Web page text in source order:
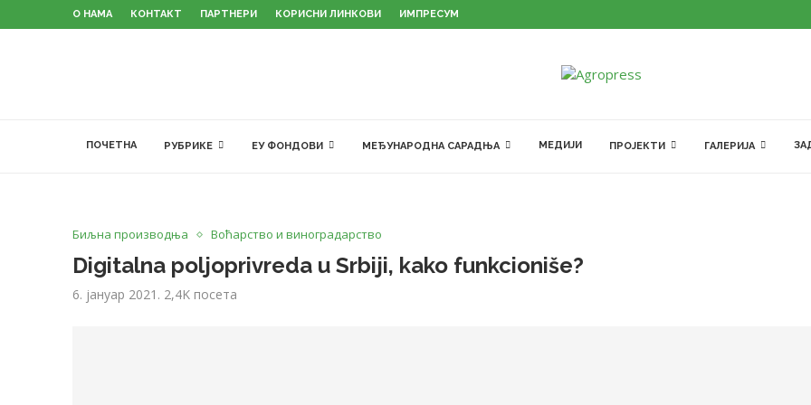
О НАМА КОНТАКТ ПАРТНЕРИ КОРИСНИ ЛИНКОВИ ИМПРЕСУМ
ПОЧЕТНА РУБРИКЕ ЕУ ФОНДОВИ МЕЂУНАРОДНА САРАДЊА МЕДИЈИ ПРОЈЕКТИ ГАЛЕРИЈА
Биљна производња Воћарство и виноградарство
Digitalna poljoprivreda u Srbiji, kako funkcioniše?
6. јануар 2021. 2,4Kпосета